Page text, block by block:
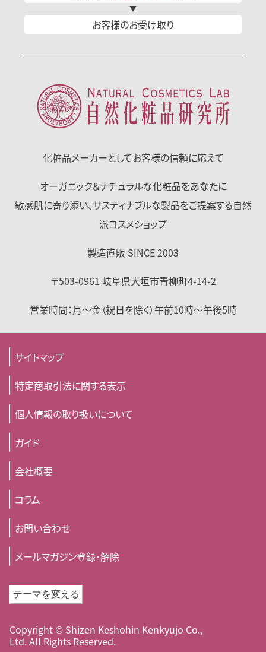
お客様のお受け取り
化粧品メーカーとしてお客様の信頼に応えて
オーガニック＆ナチュラルな化粧品をあなたに
敏感肌に寄り添い、サスティナブルな製品をご提案する自然
派コスメショップ
製造直販 SINCE 2003
〒503-0961 岐阜県大垣市青柳町4-14-2
営業時間： 月～金（祝日を除く）午前10時～午後5時
サイトマップ
特定商取引法に関する表示
個人情報の取り扱いについて
ガイド
会社概要
コラム
お問い合わせ
メールマガジン登録・解除
テーマを変える
Copyright © Shizen Keshohin Kenkyujo Co.,
Ltd. All Rights Reserved.